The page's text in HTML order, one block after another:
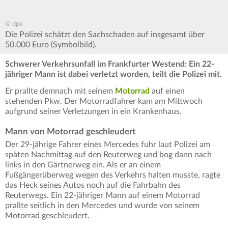
© dpa
Die Polizei schätzt den Sachschaden auf insgesamt über
50.000 Euro (Symbolbild).
Schwerer Verkehrsunfall im Frankfurter Westend: Ein 22-
jähriger Mann ist dabei verletzt worden, teilt die Polizei mit.
Er prallte demnach mit seinem Motorrad auf einen
stehenden Pkw. Der Motorradfahrer kam am Mittwoch
aufgrund seiner Verletzungen in ein Krankenhaus.
Mann von Motorrad geschleudert
Der 29-jährige Fahrer eines Mercedes fuhr laut Polizei am
späten Nachmittag auf den Reuterweg und bog dann nach
links in den Gärtnerweg ein. Als er an einem
Fußgängerüberweg wegen des Verkehrs halten musste, ragte
das Heck seines Autos noch auf die Fahrbahn des
Reuterwegs. Ein 22-jähriger Mann auf einem Motorrad
prallte seitlich in den Mercedes und wurde von seinem
Motorrad geschleudert.